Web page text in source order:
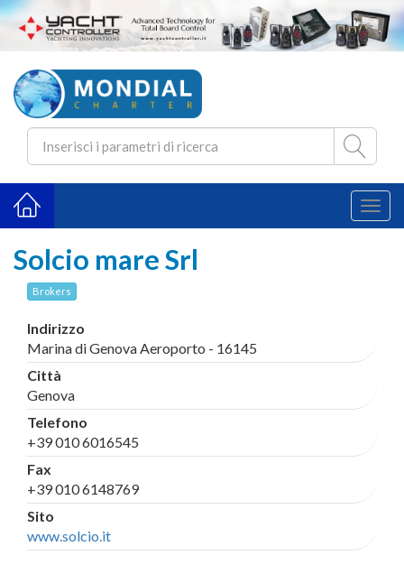
Solcio mare Srl
Brokers
Indirizzo
Marina di Genova Aeroporto - 16145
Città
Genova
Telefono
+39 010 6016545
Fax
+39 010 6148769
Sito
www.solcio.it